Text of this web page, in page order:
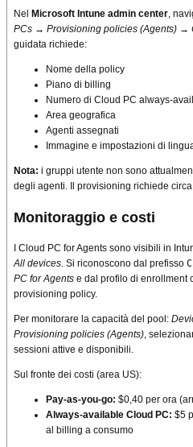
Nel Microsoft Intune admin center,
PCs → Provisioning policies (Agents) →
guidata richiede:
Nome della policy
Piano di billing
Numero di Cloud PC always-
Area geografica
Agenti assegnati
Immagine e impostazioni di
Nota: i gruppi utente non sono
degli agenti. Il provisioning richiede
Monitoraggio e costi
I Cloud PC for Agents sono visibili in
All devices. Si riconoscono dal prefisso
PC for Agents e dal profilo di enrollment
provisioning policy.
Per monitorare la capacità del pool:
Provisioning policies (Agents),
sessioni attive e disponibili.
Sul fronte dei costi (area US):
Pay-as-you-go: $0,40 per ora
Always-available Cloud PC: $5
al billing a consumo